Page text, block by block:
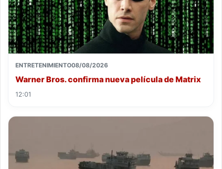
ENTRETENIMIENTO08/08/2026
Warner Bros. confirma nueva película de Matrix
12:01